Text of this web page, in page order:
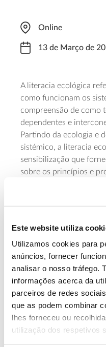
Este website utiliza
Utilizamos cookies para
anúncios, fornecer
analisar o nosso tráfego.
informações acerca da
parceiros de redes
que as podem combinar
lhes forneceu ou
utilização dos respetivos
Online
13 de Março de
A literacia ecológica
como funcionam os
compreensão de como
dependentes e
Partindo da ecologia e
sistémico, a literacia
sensibilização que
sobre os princípios e
naturais, como tornam
como podemos
integridade com estes
decorre através de uma
colaborativos, com
avaliação. O valor da
candidatura pode ser
Saiba mais sobre
13.07.2026